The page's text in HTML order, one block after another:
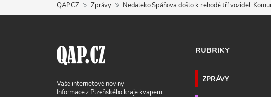
QAP.CZ Zprávy Nedaleko Spáňova došlo k nehodě tří vozidel.
Vaše internetové noviny
Informace z Plzeňského kraje kvapem
RUBRIKY
ZPRÁVY